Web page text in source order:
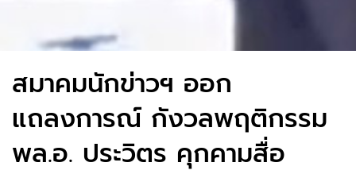
สมาคมนักข่าวฯ ออก
แถลงการณ์ กังวลพฤติกรรม
พล.อ. ประวิตร คุกคามสื่อ